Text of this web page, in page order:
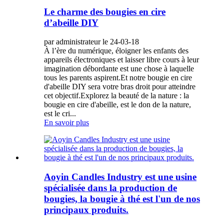
Le charme des bougies en cire
d’abeille DIY
par administrateur le 24-03-18
À l’ère du numérique, éloigner les enfants des
appareils électroniques et laisser libre cours à leur
imagination débordante est une chose à laquelle
tous les parents aspirent.Et notre bougie en cire
d'abeille DIY sera votre bras droit pour atteindre
cet objectif.Explorez la beauté de la nature : la
bougie en cire d'abeille, est le don de la nature,
est le cri...
En savoir plus
Aoyin Candles Industry est une usine
spécialisée dans la production de
bougies, la bougie à thé est l'un de nos
principaux produits.